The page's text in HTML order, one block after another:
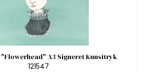
A3 Signeret Kunsttryk
121547